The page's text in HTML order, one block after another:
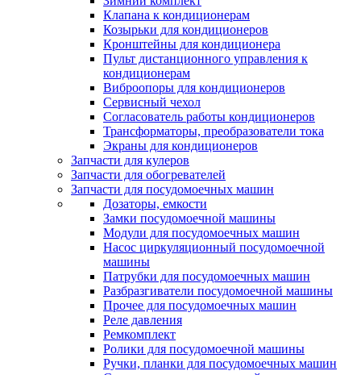
Клапана к кондиционерам
Козырьки для кондиционеров
Кронштейны для кондиционера
Пульт дистанционного управления к
кондиционерам
Виброопоры для кондиционеров
Сервисный чехол
Согласователь работы кондиционеров
Трансформаторы, преобразователи тока
Экраны для кондиционеров
Запчасти для кулеров
Запчасти для обогревателей
Запчасти для посудомоечных машин
Дозаторы, емкости
Замки посудомоечной машины
Модули для посудомоечных машин
Насос циркуляционный посудомоечной
машины
Патрубки для посудомоечных машин
Разбразгиватели посудомоечной машины
Прочее для посудомоечных машин
Реле давления
Ремкомплект
Ролики для посудомоечной машины
Ручки, планки для посудомоечных машин